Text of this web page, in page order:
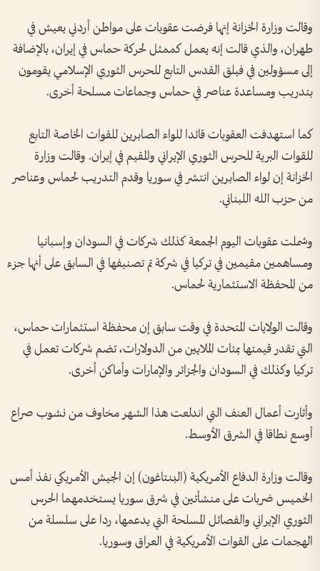
وقالت وزارة الخزانة إنها فرضت عقوبات على مواطن أردني يعيش في
طهران، والذي قالت إنه يعمل كممثل لحركة حماس في إيران، بالإضافة
إلى مسؤولين في فيلق القدس التابع للحرس الثوري الإسلامي يقومون
بتدريب ومساعدة عناصر في حماس وجماعات مسلحة أخرى.
كما استهدفت العقوبات قائدا للواء الصابرين للقوات الخاصة التابع
للقوات البرية للحرس الثوري الإيراني والمقيم في إيران. وقالت وزارة
الخزانة إن لواء الصابرين انتشر في سوريا وقدم التدريب لحماس وعناصر
من حزب الله اللبناني.
وشملت عقوبات اليوم الجمعة كذلك شركات في السودان وإسبانيا
ومساهمين مقيمين في تركيا في شركة تم تصنيفها في السابق على أنها جزء
من المحفظة الاستثمارية لحماس.
وقالت الولايات المتحدة في وقت سابق إن محفظة استثمارات حماس،
التي تقدر قيمتها بمئات الملايين من الدولارات، تضم شركات تعمل في
تركيا وكذلك في السودان والجزائر والإمارات وأماكن أخرى.
وأثارت أعمال العنف التي اندلعت هذا الشهر مخاوف من نشوب صراع
أوسع نطاقا في الشرق الأوسط.
وقالت وزارة الدفاع الأمريكية (البنتاغون) إن الجيش الأمريكي نفذ أمس
الخميس ضربات على منشأتين في شرق سوريا يستخدمهما الحرس
الثوري الإيراني والفصائل المسلحة التي يدعمها، ردا على سلسلة من
الهجمات على القوات الأمريكية في العراق وسوريا.